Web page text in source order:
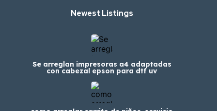
Newest Listings​
Se arreglan impresoras a4 adaptadas
con cabezal epson para dtf uv